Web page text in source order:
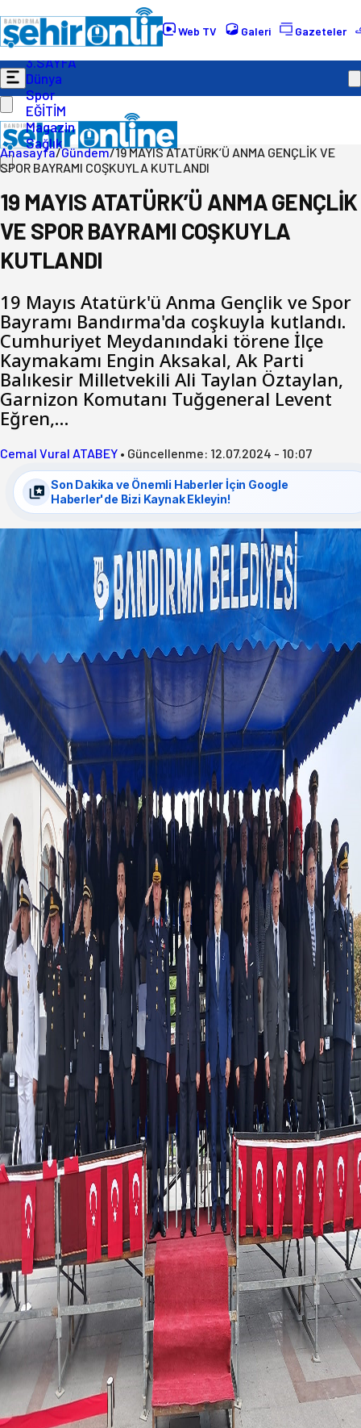
Web TV Galeri Gazeteler
Gündem
Ekonomi
Politika
3.SAYFA
Dünya
Spor
EĞİTİM
Magazin
Sağlık
Anasayfa/Gündem/19 MAYIS ATATÜRK’Ü ANMA GENÇLİK VE
SPOR BAYRAMI COŞKUYLA KUTLANDI
19 MAYIS ATATÜRK’Ü ANMA GENÇLİK
VE SPOR BAYRAMI COŞKUYLA
KUTLANDI
19 Mayıs Atatürk'ü Anma Gençlik ve Spor
Bayramı Bandırma'da coşkuyla kutlandı.
Cumhuriyet Meydanındaki törene İlçe
Kaymakamı Engin Aksakal, Ak Parti
Balıkesir Milletvekili Ali Taylan Öztaylan,
Garnizon Komutanı Tuğgeneral Levent
Eğren,…
Cemal Vural ATABEY • Güncellenme: 12.07.2024 - 10:07
Son Dakika ve Önemli Haberler İçin Google
Haberler'de Bizi Kaynak Ekleyin!